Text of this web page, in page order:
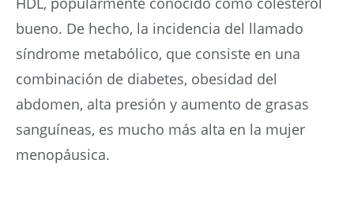
bueno. De hecho, la incidencia del llamado
síndrome metabólico, que consiste en una
combinación de diabetes, obesidad del
abdomen, alta presión y aumento de grasas
sanguíneas, es mucho más alta en la mujer
menopáusica.